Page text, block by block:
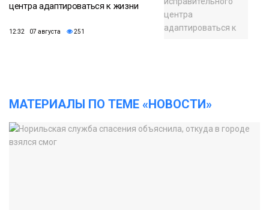
центра адаптироваться к жизни
12:32 07 августа 251
МАТЕРИАЛЫ ПО ТЕМЕ «НОВОСТИ»